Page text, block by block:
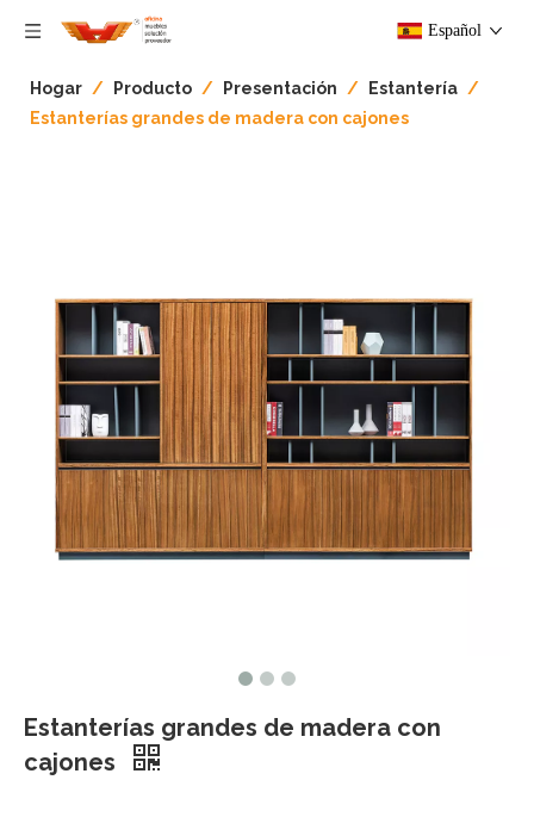
Español
Hogar / Producto / Presentación / Estantería /
Estanterías grandes de madera con cajones
Estanterías grandes de madera con
cajones